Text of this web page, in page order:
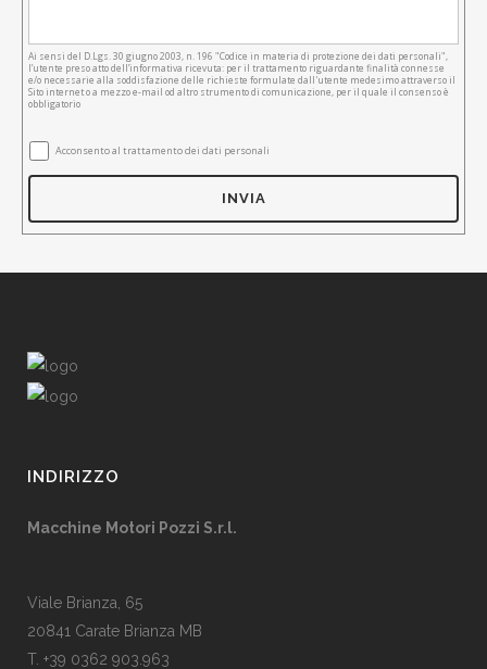
Ai sensi del D.Lgs. 30 giugno 2003, n. 196 "Codice in materia di protezione dei dati personali",
l’utente preso atto dell’informativa ricevuta: per il trattamento riguardante finalità connesse
e/o necessarie alla soddisfazione delle richieste formulate dall'utente medesimo attraverso il
Sito internet o a mezzo e-mail od altro strumento di comunicazione, per il quale il consenso è
obbligatorio
Acconsento al trattamento dei dati personali
INDIRIZZO
Macchine Motori Pozzi S.r.l.
Viale Brianza, 65
20841 Carate Brianza MB
T. +39 0362 903.963